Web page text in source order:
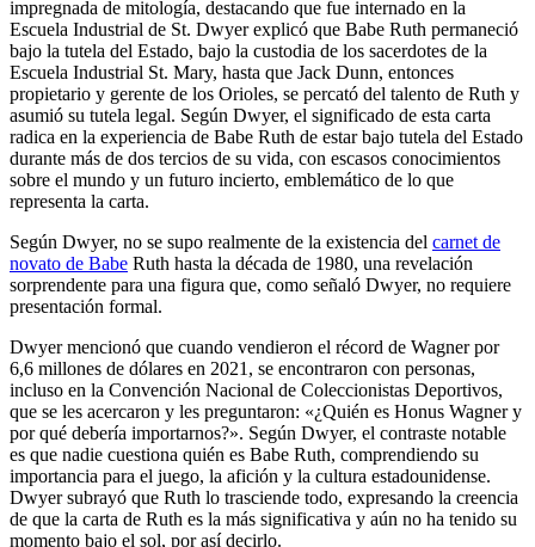
impregnada de mitología, destacando que fue internado en la
Escuela Industrial de St. Dwyer explicó que Babe Ruth permaneció
bajo la tutela del Estado, bajo la custodia de los sacerdotes de la
Escuela Industrial St. Mary, hasta que Jack Dunn, entonces
propietario y gerente de los Orioles, se percató del talento de Ruth y
asumió su tutela legal. Según Dwyer, el significado de esta carta
radica en la experiencia de Babe Ruth de estar bajo tutela del Estado
durante más de dos tercios de su vida, con escasos conocimientos
sobre el mundo y un futuro incierto, emblemático de lo que
representa la carta.
Según Dwyer, no se supo realmente de la existencia del carnet de
novato de Babe Ruth hasta la década de 1980, una revelación
sorprendente para una figura que, como señaló Dwyer, no requiere
presentación formal.
Dwyer mencionó que cuando vendieron el récord de Wagner por
6,6 millones de dólares en 2021, se encontraron con personas,
incluso en la Convención Nacional de Coleccionistas Deportivos,
que se les acercaron y les preguntaron: «¿Quién es Honus Wagner y
por qué debería importarnos?». Según Dwyer, el contraste notable
es que nadie cuestiona quién es Babe Ruth, comprendiendo su
importancia para el juego, la afición y la cultura estadounidense.
Dwyer subrayó que Ruth lo trasciende todo, expresando la creencia
de que la carta de Ruth es la más significativa y aún no ha tenido su
momento bajo el sol, por así decirlo.